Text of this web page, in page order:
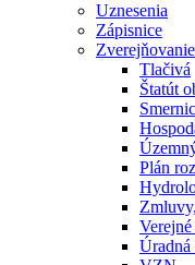
Uznesenia
Zápisnice
Zverejňovanie
Tlačivá
Štatút
Plán
Úradná